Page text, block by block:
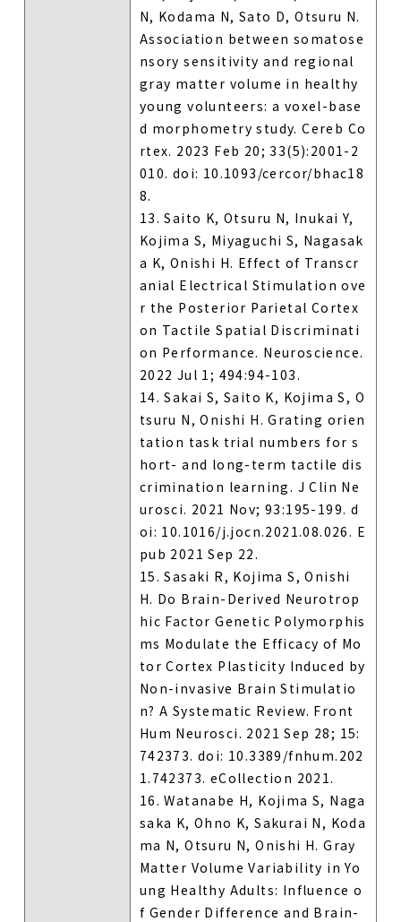
N, Kodama N, Sato D, Otsuru N.
Association between somatose
nsory sensitivity and regional
gray matter volume in healthy
young volunteers: a voxel-base
d morphometry study. Cereb Co
rtex. 2023 Feb 20; 33(5):2001-2
010. doi: 10.1093/cercor/bhac18
8.
13. Saito K, Otsuru N, Inukai Y,
Kojima S, Miyaguchi S, Nagasak
a K, Onishi H. Effect of Transcr
anial Electrical Stimulation ove
r the Posterior Parietal Cortex
on Tactile Spatial Discriminati
on Performance. Neuroscience.
2022 Jul 1; 494:94-103.
14. Sakai S, Saito K, Kojima S, O
tsuru N, Onishi H. Grating orien
tation task trial numbers for s
hort- and long-term tactile dis
crimination learning. J Clin Ne
urosci. 2021 Nov; 93:195-199. d
oi: 10.1016/j.jocn.2021.08.026. E
pub 2021 Sep 22.
15. Sasaki R, Kojima S, Onishi
H. Do Brain-Derived Neurotrop
hic Factor Genetic Polymorphis
ms Modulate the Efficacy of Mo
tor Cortex Plasticity Induced by
Non-invasive Brain Stimulatio
n? A Systematic Review. Front
Hum Neurosci. 2021 Sep 28; 15:
742373. doi: 10.3389/fnhum.202
1.742373. eCollection 2021.
16. Watanabe H, Kojima S, Naga
saka K, Ohno K, Sakurai N, Koda
ma N, Otsuru N, Onishi H. Gray
Matter Volume Variability in Yo
ung Healthy Adults: Influence o
f Gender Difference and Brain-